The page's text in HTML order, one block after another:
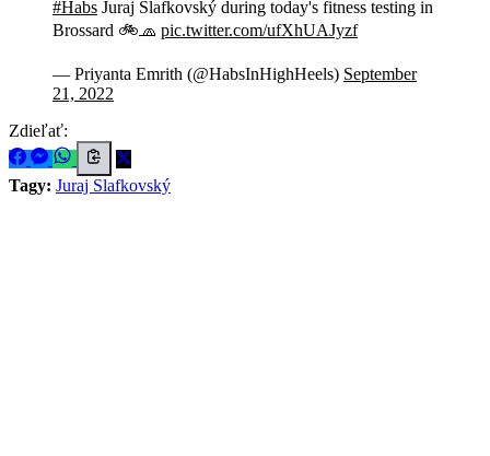
#Habs Juraj Slafkovský during today's fitness testing in
Brossard 🚲🧢 pic.twitter.com/ufXhUAJyzf
— Priyanta Emrith (@HabsInHighHeels) September
21, 2022
Zdieľať:
Tagy: Juraj Slafkovský